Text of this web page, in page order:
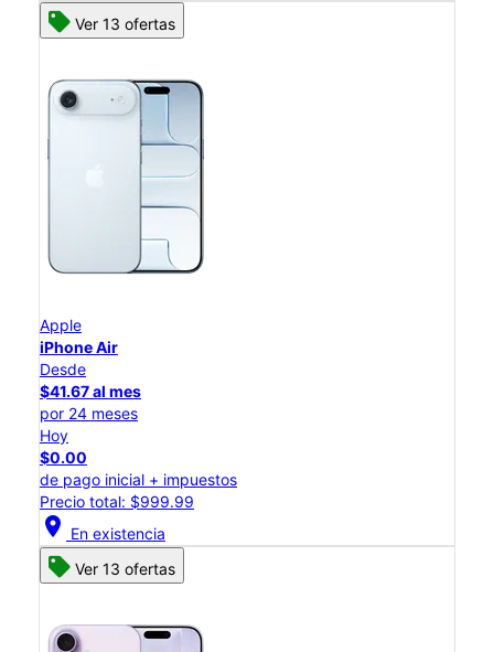
Ver 13 ofertas
Apple
iPhone Air
Desde
$41.67 al mes
por 24 meses
Hoy
$0.00
de pago inicial + impuestos
Precio total: $999.99
location_on En existencia
Ver 13 ofertas